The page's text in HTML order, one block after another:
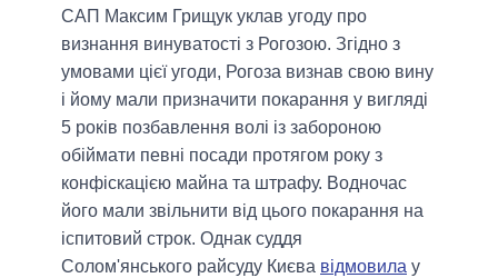
САП Максим Грищук уклав угоду про
визнання винуватості з Рогозою. Згідно з
умовами цієї угоди, Рогоза визнав свою вину
і йому мали призначити покарання у вигляді
5 років позбавлення волі із забороною
обіймати певні посади протягом року з
конфіскацією майна та штрафу. Водночас
його мали звільнити від цього покарання на
іспитовий строк. Однак суддя
Солом'янського райсуду Києва відмовила у